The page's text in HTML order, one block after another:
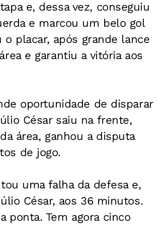
e, dessa vez, conseguiu
e marcou um belo gol
placar, após grande lance
e garantiu a vitória aos
oportunidade de disparar
César saiu na frente,
área, ganhou a disputa
de jogo.
uma falha da defesa e,
César, aos 36 minutos.
ponta. Tem agora cinco